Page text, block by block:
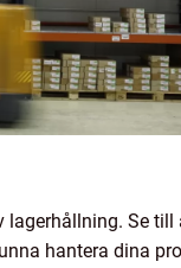
Se
hantera dina